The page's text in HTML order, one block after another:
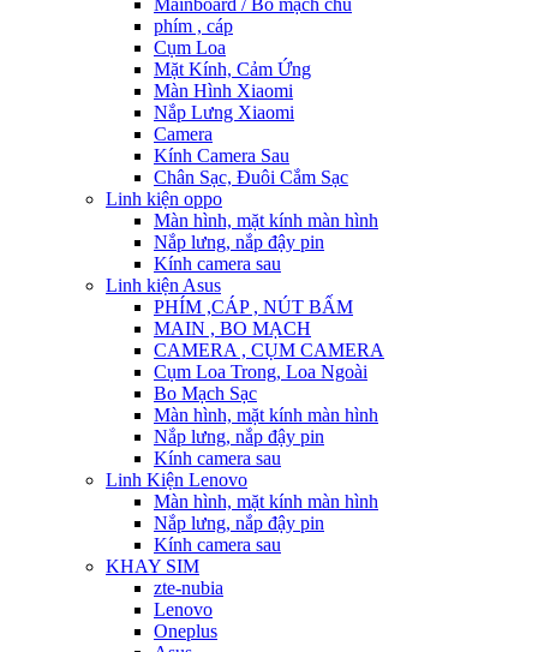
Mainboard / Bo mạch chủ
phím , cáp
Cụm Loa
Mặt Kính, Cảm Ứng
Màn Hình Xiaomi
Nắp Lưng Xiaomi
Camera
Kính Camera Sau
Chân Sạc, Đuôi Cắm Sạc
Linh kiện oppo
Màn hình, mặt kính màn hình
Nắp lưng, nắp đậy pin
Kính camera sau
Linh kiện Asus
PHÍM ,CÁP , NÚT BẤM
MAIN , BO MẠCH
CAMERA , CỤM CAMERA
Cụm Loa Trong, Loa Ngoài
Bo Mạch Sạc
Màn hình, mặt kính màn hình
Nắp lưng, nắp đậy pin
Kính camera sau
Linh Kiện Lenovo
Màn hình, mặt kính màn hình
Nắp lưng, nắp đậy pin
Kính camera sau
KHAY SIM
zte-nubia
Lenovo
Oneplus